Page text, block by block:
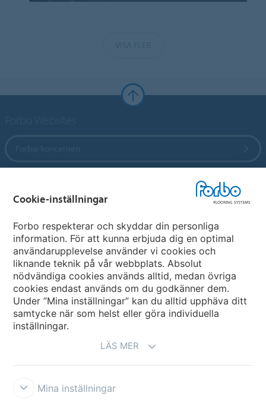
Välj land
Välj ditt land
Cookie-inställningar
Forbo respekterar och skyddar din personliga
information. För att kunna erbjuda dig en optimal
användarupplevelse använder vi cookies och
liknande teknik på vår webbplats. Absolut
nödvändiga cookies används alltid, medan övriga
cookies endast används om du godkänner dem.
Under ”Mina inställningar” kan du alltid upphäva ditt
samtycke när som helst eller göra individuella
inställningar.
LÄS MER
Mina inställningar